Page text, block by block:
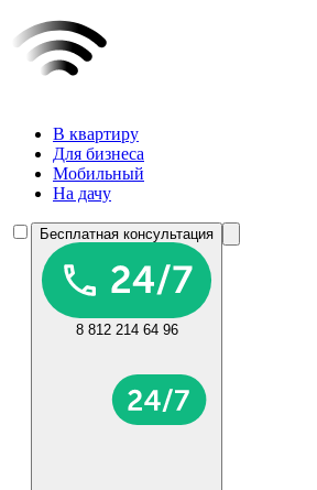
В квартиру
Для бизнеса
Мобильный
На дачу
Бесплатная консультация
8 812 214 64 96